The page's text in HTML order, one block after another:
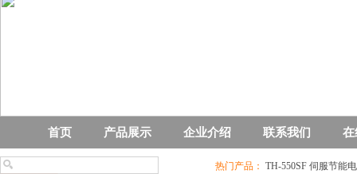
首页 产品展示 企业介绍 联系我们 在
热门产品： TH-550SF 伺服节能